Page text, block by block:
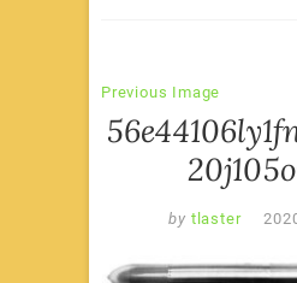
Previous Image
by tlaster